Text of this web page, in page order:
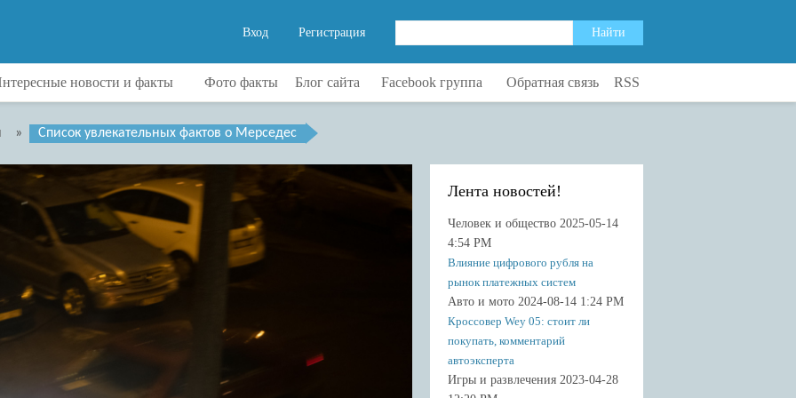
Вход Регистрация
новости и факты Фото факты Блог сайта Facebook группа Обратная связь RSS
» Список увлекательных фактов о Мерседес
Лента новостей!
Человек и общество 2025-05-14
4:54 PM
Влияние цифрового рубля на
рынок платежных систем
Авто и мото 2024-08-14 1:24 PM
Кроссовер Wey 05: стоит ли
покупать, комментарий
автоэксперта
Игры и развлечения 2023-04-28